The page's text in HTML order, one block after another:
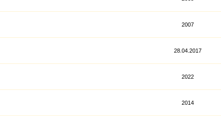
2007
28.04.2017
2022
2014